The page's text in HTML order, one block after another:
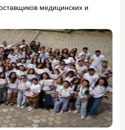
медицинских и